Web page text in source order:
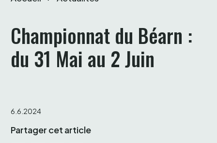
Championnat du Béarn :
du 31 Mai au 2 Juin
6.6.2024
Partager cet article